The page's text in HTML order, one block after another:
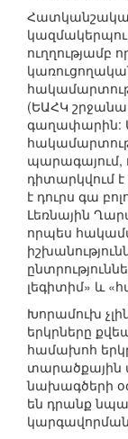
ուղղությամբ
(ԵԱՀԿ
գաղափարին:
պարագայում,
դիտարկվում
է դուրս գա
Լեռնային
որպես
լեգիտիմ» և
Խորամուխ
երկրները
համախոհ
տարածքային
նախագծերի
են դրանք